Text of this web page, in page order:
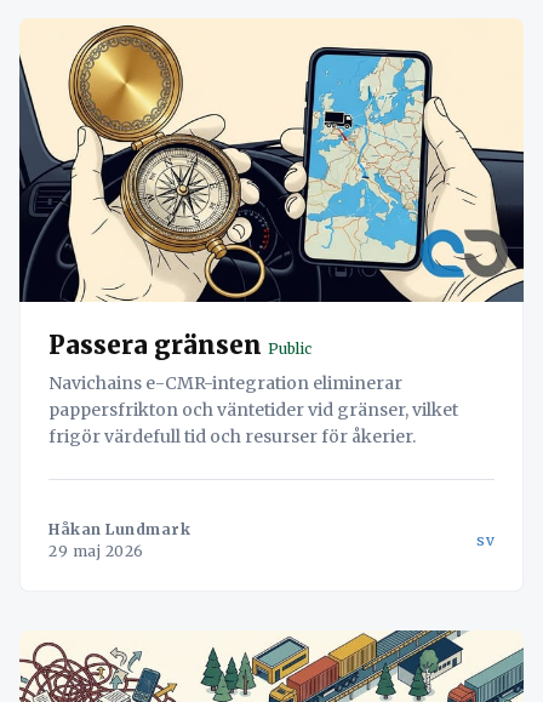
Passera gränsen Public
Navichains e-CMR-integration eliminerar
pappersfrikton och väntetider vid gränser, vilket
frigör värdefull tid och resurser för åkerier.
Håkan Lundmark
29 maj 2026
sv